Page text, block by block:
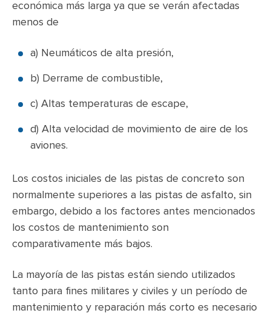
económica más larga ya que se verán afectadas
menos de
a) Neumáticos de alta presión,
b) Derrame de combustible,
c) Altas temperaturas de escape,
d) Alta velocidad de movimiento de aire de los
aviones.
Los costos iniciales de las pistas de concreto son
normalmente superiores a las pistas de asfalto, sin
embargo, debido a los factores antes mencionados
los costos de mantenimiento son
comparativamente más bajos.
La mayoría de las pistas están siendo utilizados
tanto para fines militares y civiles y un período de
mantenimiento y reparación más corto es necesario